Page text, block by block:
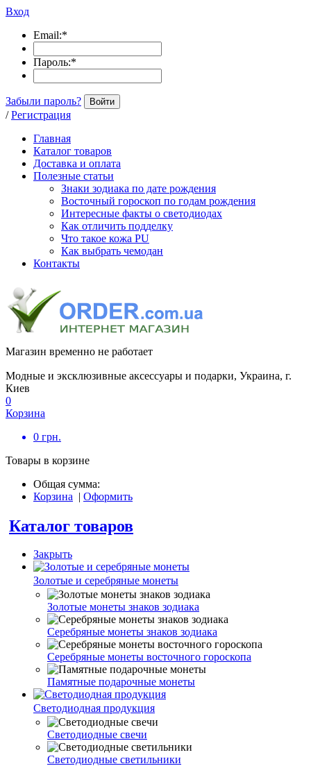
Вход
Email:*
Пароль:*
Забыли пароль? Войти
/ Регистрация
Главная
Каталог товаров
Доставка и оплата
Полезные статьи
Знаки зодиака по дате рождения
Восточный гороскоп по годам рождения
Интересные факты о светодиодах
Как отличить подделку
Что такое кожа PU
Как выбрать чемодан
Контакты
Магазин временно не работает
Модные и эксклюзивные аксессуары и подарки, Украина, г.
Киев
0
Корзина
0 грн.
Товары в корзине
Общая сумма:
Корзина | Оформить
Каталог товаров
Закрыть
Золотые и серебряные монеты
Золотые монеты знаков зодиака
Серебряные монеты знаков зодиака
Серебряные монеты восточного гороскопа
Памятные подарочные монеты
Светодиодная продукция
Светодиодные свечи
Светодиодные светильники